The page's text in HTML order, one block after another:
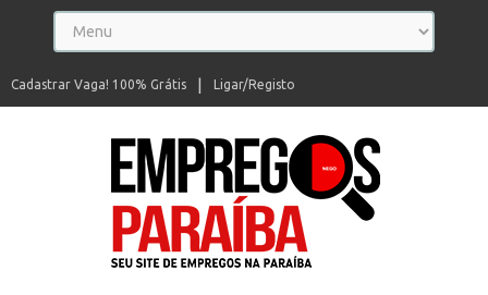
Ligar/Registo
Cadastrar Vaga! 100% Grátis